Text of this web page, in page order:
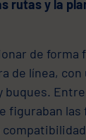
rutas y la
de forma
de línea,
buques.
figuraban las